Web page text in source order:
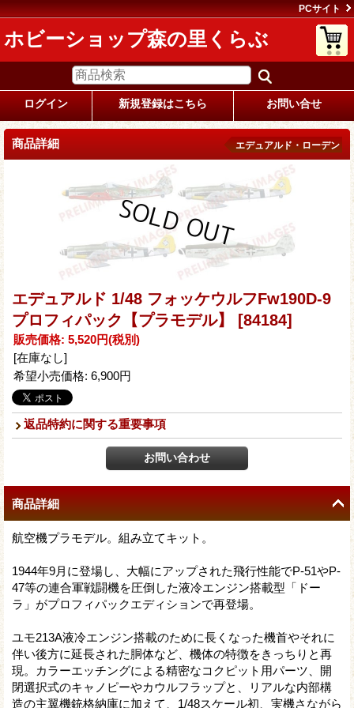
PCサイト
ホビーショップ森の里くらぶ
ログイン 新規登録はこちら お問い合せ
商品詳細 エデュアルド・ローデン
エデュアルド 1/48 フォッケウルフFw190D-9
プロフィパック【プラモデル】 [84184]
販売価格: 5,520円(税別)
[在庫なし]
希望小売価格: 6,900円
返品特約に関する重要事項
商品詳細
航空機プラモデル。組み立てキット。
1944年9月に登場し、大幅にアップされた飛行性能でP-51やP-
47等の連合軍戦闘機を圧倒した液冷エンジン搭載型「ドー
ラ」がプロフィパックエディションで再登場。
ユモ213A液冷エンジン搭載のために長くなった機首やそれに
伴い後方に延長された胴体など、機体の特徴をきっちりと再
現。カラーエッチングによる精密なコクピット用パーツ、開
閉選択式のキャノピーやカウルフラップと、リアルな内部構
造の主翼機銃格納庫に加えて、1/48スケール初、実機さながら